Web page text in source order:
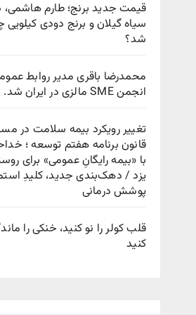
قیمت جدید برنج؛ طارم
سیاه گیلان و برنج دودی کیلویی
شد؟
محمدرضا باقری مدیر روابط
انجمن SME مالزی در ایران شد.
تغییر رویکرد بیمه سلامت در
قانون برنامه هفتم توسعه ؛
با «بیمه رایگانِ عمومی» برای
یزد / دهک‌بندی جدید، کلیدِ
پوشش درمانی
قلب کولر را نو کنید، خنکی را
کنید